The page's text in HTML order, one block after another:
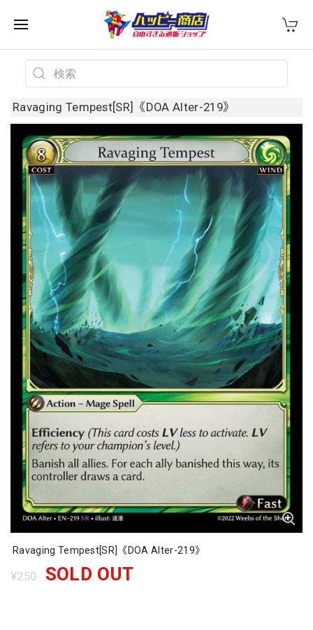
Ravaging Tempest[SR]《DOA Alter-219》
Ravaging Tempest[SR]《DOA Alter-219》
¥250 SOLD OUT